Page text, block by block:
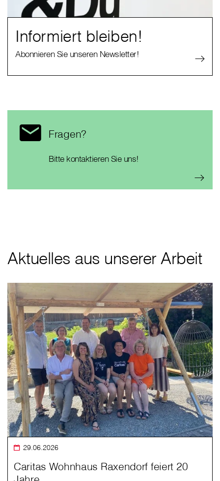
Informiert bleiben!
Abonnieren Sie unseren Newsletter!
Fragen?
Bitte kontaktieren Sie uns!
Aktuelles aus unserer Arbeit
29.06.2026
Caritas Wohnhaus Raxendorf feiert 20